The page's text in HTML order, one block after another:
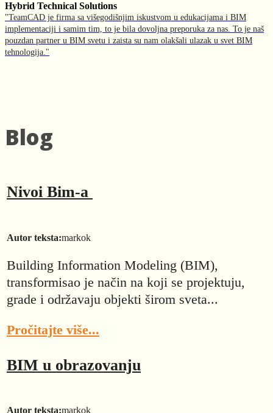
Hybrid Technical Solutions
"TeamCAD je firma sa višegodišnjim iskustvom u edukacijama i BIM
implementaciji i samim tim, to je bila dovoljna preporuka za nas. To je naš
pouzdan partner u BIM svetu i zaista su nam olakšali ulazak u svet BIM
tehnologija."
Blog
Nivoi Bim-a
Autor teksta:markok
Building Information Modeling (BIM),
transformisao je način na koji se projektuju,
grade i održavaju objekti širom sveta...
Pročitajte više...
BIM u obrazovanju
Autor teksta:markok